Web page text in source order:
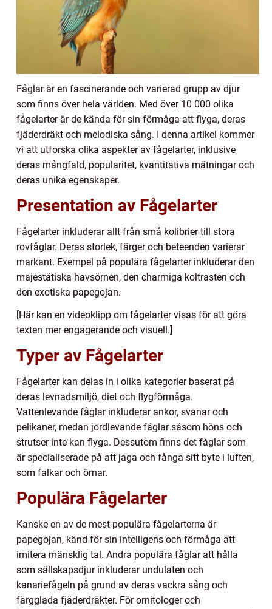
Fåglar är en fascinerande och varierad grupp av djur
som finns över hela världen. Med över 10 000 olika
fågelarter är de kända för sin förmåga att flyga, deras
fjäderdräkt och melodiska sång. I denna artikel kommer
vi att utforska olika aspekter av fågelarter, inklusive
deras mångfald, popularitet, kvantitativa mätningar och
deras unika egenskaper.
Presentation av Fågelarter
Fågelarter inkluderar allt från små kolibrier till stora
rovfåglar. Deras storlek, färger och beteenden varierar
markant. Exempel på populära fågelarter inkluderar den
majestätiska havsörnen, den charmiga koltrasten och
den exotiska papegojan.
[Här kan en videoklipp om fågelarter visas för att göra
texten mer engagerande och visuell.]
Typer av Fågelarter
Fågelarter kan delas in i olika kategorier baserat på
deras levnadsmiljö, diet och flygförmåga.
Vattenlevande fåglar inkluderar ankor, svanar och
pelikaner, medan jordlevande fåglar såsom höns och
strutser inte kan flyga. Dessutom finns det fåglar som
är specialiserade på att jaga och fånga sitt byte i luften,
som falkar och örnar.
Populära Fågelarter
Kanske en av de mest populära fågelarterna är
papegojan, känd för sin intelligens och förmåga att
imitera mänsklig tal. Andra populära fåglar att hålla
som sällskapsdjur inkluderar undulaten och
kanariefågeln på grund av deras vackra sång och
färgglada fjäderdräkter. För ornitologer och